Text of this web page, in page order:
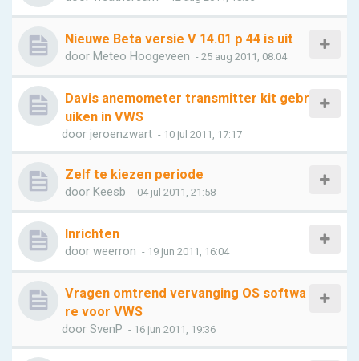
Nieuwe Beta versie V 14.01 p 44 is uit
door Meteo Hoogeveen - 25 aug 2011, 08:04
Davis anemometer transmitter kit gebr
uiken in VWS
door jeroenzwart - 10 jul 2011, 17:17
Zelf te kiezen periode
door Keesb - 04 jul 2011, 21:58
Inrichten
door weerron - 19 jun 2011, 16:04
Vragen omtrend vervanging OS softwa
re voor VWS
door SvenP - 16 jun 2011, 19:36